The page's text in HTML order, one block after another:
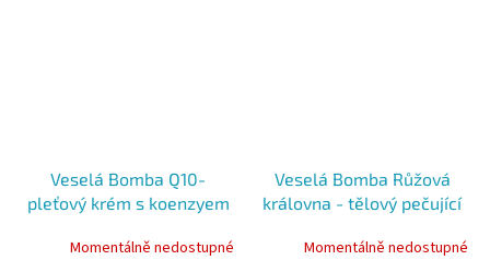
Veselá Bomba Q10-
pleťový krém s koenzyem
Momentálně nedostupné
Veselá Bomba Růžová
královna - tělový pečující
Momentálně nedostupné